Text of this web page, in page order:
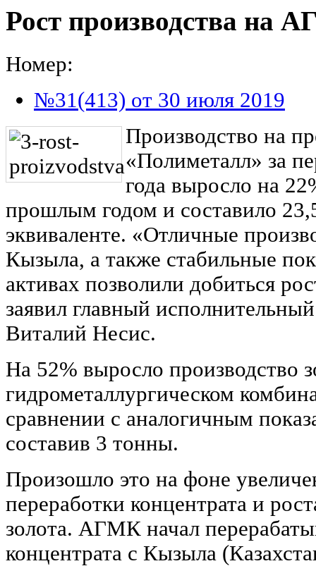
Рост производства на
Номер:
№31(413) от 30 июля 2019
Производство на
«Полиметалл» за
года выросло на
прошлым годом и составило
эквиваленте. «Отличные
Кызыла, а также стабильные
активах позволили добиться
заявил главный
Виталий Несис.
На 52% выросло производство
гидрометаллургическом
сравнении с аналогичным
составив 3 тонны.
Произошло это на фоне
переработки концентрата и
золота. АГМК начал
концентрата с Кызыла